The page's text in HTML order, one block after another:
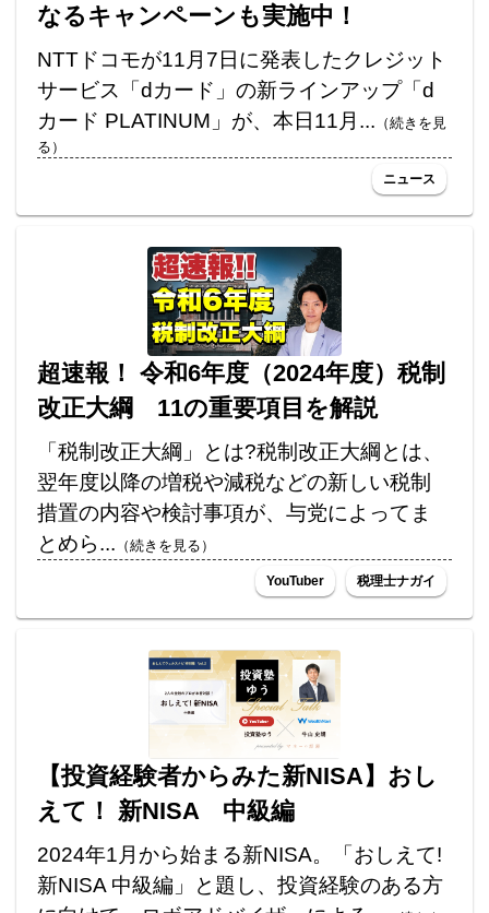
なるキャンペーンも実施中！
NTTドコモが11月7日に発表したクレジット
サービス「dカード」の新ラインアップ「d
カード PLATINUM」が、本日11月... （続きを見
る）
ニュース
超速報！ 令和6年度（2024年度）税制
改正大綱 11の重要項目を解説
「税制改正大綱」とは?税制改正大綱とは、
翌年度以降の増税や減税などの新しい税制
措置の内容や検討事項が、与党によってま
とめら... （続きを見る）
YouTuber 税理士ナガイ
【投資経験者からみた新NISA】おし
えて！ 新NISA 中級編
2024年1月から始まる新NISA。「おしえて!
新NISA 中級編」と題し、投資経験のある方